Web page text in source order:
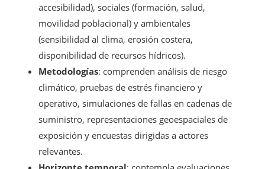
accesibilidad), sociales (formación, salud,
movilidad poblacional) y ambientales
(sensibilidad al clima, erosión costera,
disponibilidad de recursos hídricos).
Metodologías: comprenden análisis de riesgo
climático, pruebas de estrés financiero y
operativo, simulaciones de fallas en cadenas de
suministro, representaciones geoespaciales de
exposición y encuestas dirigidas a actores
relevantes.